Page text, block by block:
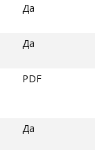
Да
Да
PDF
Да